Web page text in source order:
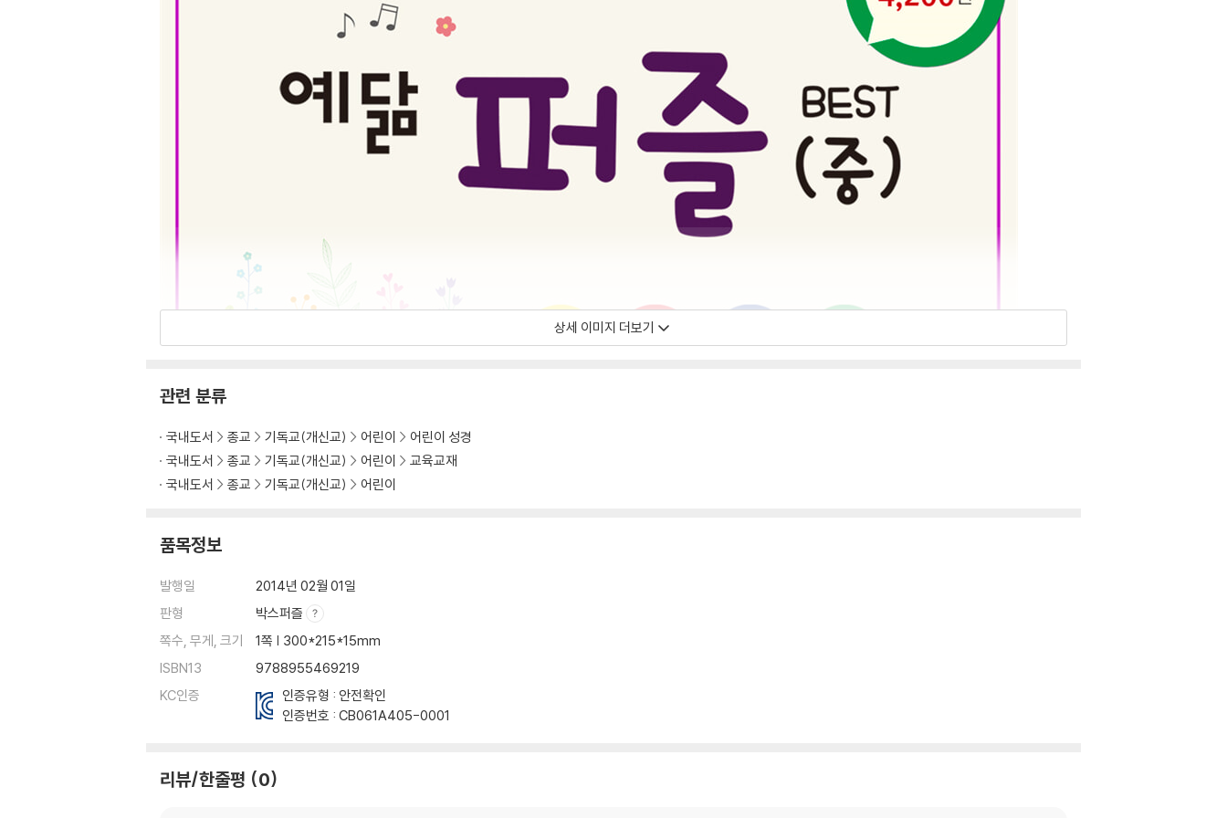
상세 이미지 더보기
관련 분류
국내도서 종교 기독교(개신교) 어린이
어린이 성경
국내도서
종교 기독교(개신교) 어린이
교육교재
국내도서
종교 기독교(개신교) 어린이
품목정보
발행일
2014년 02월 01일
판형
박스퍼즐
쪽수, 무게, 크기
1쪽 | 300*215*15mm
ISBN13
9788955469219
KC인증
인증유형 : 안전확인
인증번호 :CB061A405-0001
리뷰/한줄평 0